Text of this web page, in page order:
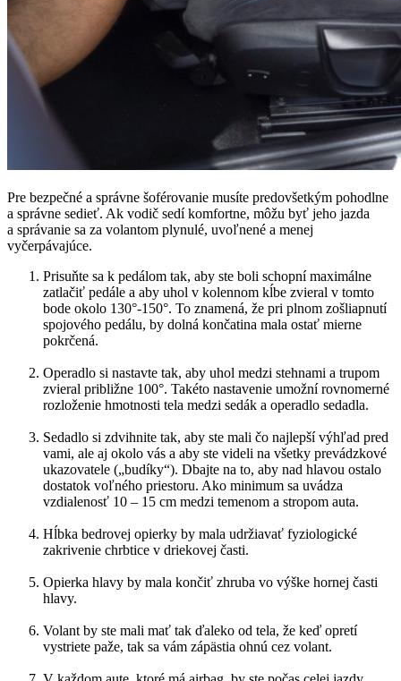
Pre bezpečné a správne šoférovanie musíte predovšetkým pohodlne
a správne sedieť. Ak vodič sedí komfortne, môžu byť jeho jazda
a správanie sa za volantom plynulé, uvoľnené a menej
vyčerpávajúce.
Prisuňte sa k pedálom tak, aby ste boli schopní maximálne
zatlačiť pedále a aby uhol v kolennom kĺbe zvieral v tomto
bode okolo 130°-150°. To znamená, že pri plnom zošliapnutí
spojového pedálu, by dolná končatina mala ostať mierne
pokrčená.
Operadlo si nastavte tak, aby uhol medzi stehnami a trupom
zvieral približne 100°. Takéto nastavenie umožní rovnomerné
rozloženie hmotnosti tela medzi sedák a operadlo sedadla.
Sedadlo si zdvihnite tak, aby ste mali čo najlepší výhľad pred
vami, ale aj okolo vás a aby ste videli na všetky prevádzkové
ukazovatele („budíky“). Dbajte na to, aby nad hlavou ostalo
dostatok voľného priestoru. Ako minimum sa uvádza
vzdialenosť 10 – 15 cm medzi temenom a stropom auta.
Hĺbka bedrovej opierky by mala udržiavať fyziologické
zakrivenie chrbtice v driekovej časti.
Opierka hlavy by mala končiť zhruba vo výške hornej časti
hlavy.
Volant by ste mali mať tak ďaleko od tela, že keď opretí
vystriete paže, tak sa vám zápästia ohnú cez volant.